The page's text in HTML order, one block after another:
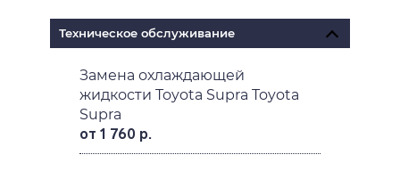
Техническое обслуживание
Замена охлаждающей
жидкости Toyota Supra Toyota
Supra
от 1 760 р.